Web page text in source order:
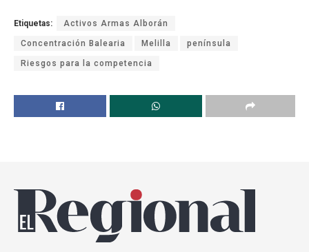
Etiquetas: Activos Armas Alborán
Concentración Balearia Melilla península
Riesgos para la competencia